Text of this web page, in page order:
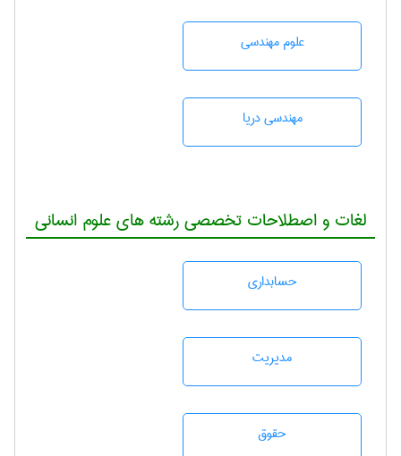
علوم مهندسی
مهندسی دریا
لغات و اصطلاحات تخصصی رشته های علوم انسانی
حسابداری
مديريت
حقوق